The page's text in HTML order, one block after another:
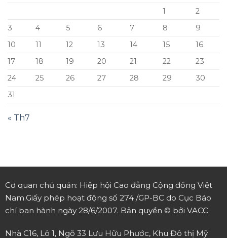
1
2
3
4 5 6 7 8
9
10
11 12 13 14 15
16
17
18 19 20 21 22
23
24
25 26 27 28 29
30
31
« Th7
Cơ quan chủ quản: Hiệp hội Cao đẳng Cộng đồng Việt
Nam.Giấy phép hoạt động số 274 /GP-BC do Cục Báo
chí ban hành ngày 28/6/2007. Bản quyền © bởi VACC
Nhà C16, Lô 1, Ngõ 33 Lưu Hữu Phước, Khu Đô thị Mỹ